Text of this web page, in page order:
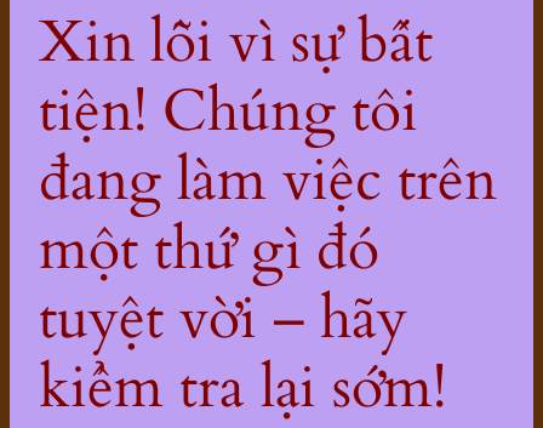
Xin lỗi vì sự bất
tiện! Chúng tôi
đang làm việc trên
một thứ gì đó
tuyệt vời – hãy
kiểm tra lại sớm!